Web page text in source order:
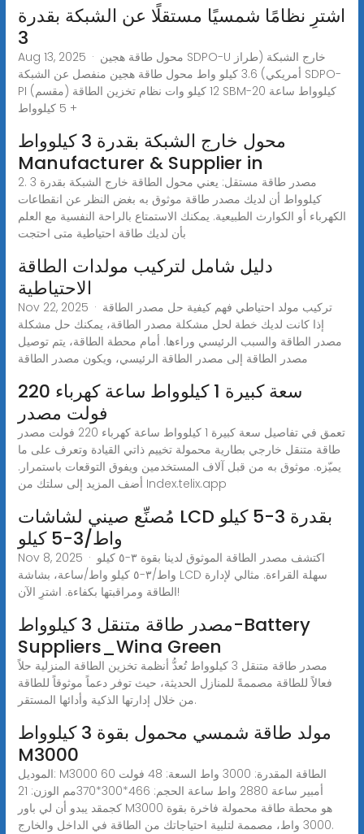
اشترِ نظامًا شمسيًا مستقلًا عن الشبكة بقدرة
3
Aug 13, 2025 · محول طاقة هجين SDPO-U خارج الشبكة (طراز
أمريكي) 3.6 كيلو واط محول طاقة هجين منفصل عن الشبكة SDPO-
PI (مقسم) 12 كيلو وات نظام تخزين الطاقة SBM-20 كيلوواط ساعة
+ 5 كيلوواط
محول خارج الشبكة بقدرة 3 كيلوواط
Manufacturer & Supplier in
2. مصدر طاقة مستقل: يعني محول الطاقة خارج الشبكة بقدرة 3
كيلوواط أن لديك مصدر طاقة موثوق به بغض النظر عن انقطاعات
الكهرباء أو الكوارث الطبيعية. يمكنك الاستمتاع بالراحة النفسية مع العلم
بأن لديك طاقة احتياطية متى احتجت
دليل شامل لتركيب مولدات الطاقة
الاحتياطية
Nov 22, 2025 · تركيب مولد احتياطي فهم كيفية حل مصدر الطاقة
إذا كانت لديك خطة لحل مشكلة مصدر الطاقة، يمكنك حل مشكلة
مصدر الطاقة والسبب الرئيسي وراءها. أمام محطة الطاقة، يتم توصيل
مصدر الطاقة إلى مصدر الطاقة الرئيسي، ويكون مصدر الطاقة
سعة كبيرة 1 كيلوواط ساعة كهرباء 220
فولت مصدر
تعمق في تفاصيل سعة كبيرة 1 كيلوواط ساعة كهرباء 220 فولت مصدر
طاقة متنقل خارجي بطارية محمولة تخييم ذاتي القيادة وتعرف على ما
يميّزه. موثوق به من قبل آلاف المستخدمين ويفوق التوقعات باستمرار.
أضف المزيد إلى سلتك من Index.telix.app
مُصنِّع صيني لشاشات LCD بقدرة 3-5 كيلو
واط/3-5 كيلو
Nov 8, 2025 · اكتشف مصدر الطاقة الموثوق لدينا بقوة ٣-٥ كيلو
واط/٣-٥ كيلو واط/ساعة، بشاشة LCD سهلة القراءة. مثالي لإدارة
الطاقة ومراقبتها بكفاءة. اشترِ الآن!
مصدر طاقة متنقل 3 كيلوواط-Battery
Suppliers_Wina Green
مصدر طاقة متنقل 3 كيلوواط تُعدُّ أنظمة تخزين الطاقة المنزلية حلاً
فعالاً للطاقة مصممةً للمنازل الحديثة، حيث توفر دعماً موثوقاً للطاقة
من خلال إدارتها الذكية وأدائها المستقر.
مولد طاقة شمسي محمول بقوة 3 كيلوواط
M3000
الموديل: M3000 الطاقة المقدرة: 3000 واط السعة: 48 فولت 60
أمبير ساعة 2880 واط ساعة الحجم: 466*300*370مم الوزن: 21
كجمقد يبدو أن لي باور M3000 هو محطة طاقة محمولة فاخرة بقوة
3000 واط، مصممة لتلبية احتياجاتك من الطاقة في الداخل والخارج.